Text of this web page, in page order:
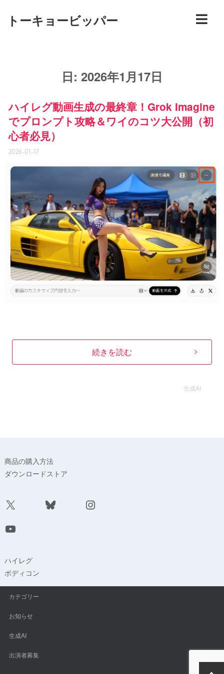
トーキョービッパー
日: 2026年1月17日
ハイレグ動画生成の最終章！Grok Imagine
でプロンプト攻略＆ワイのコツ大公開（初
心者必見）
2026-01-17
続きを読む
生成AI
商品の購入方法
ダウンロードストア
X Bluesky Instagram
YouTube
ハイレグ
ボディコン
カテゴリー
お知らせ
生成AI
出演者募集